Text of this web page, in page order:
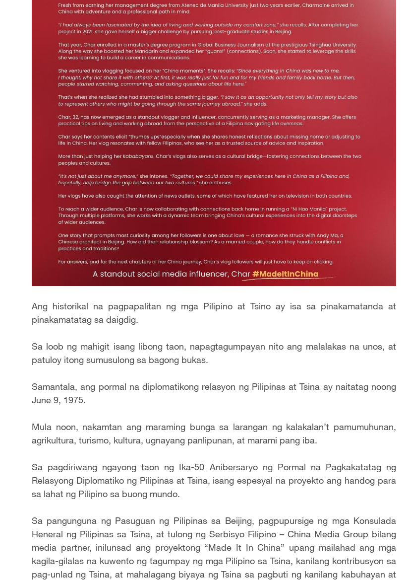
Ang historikal na pagpapalitan ng mga Pilipino at Tsino ay isa sa pinakamatanda at
pinakamatatag sa daigdig.
Sa loob ng mahigit isang libong taon, napagtagumpayan nito ang malalakas na unos, at
patuloy itong sumusulong sa bagong bukas.
Samantala, ang pormal na diplomatikong relasyon ng Pilipinas at Tsina ay naitatag noong
June 9, 1975.
Mula noon, nakamtan ang maraming bunga sa larangan ng kalakalan’t pamumuhunan,
agrikultura, turismo, kultura, ugnayang panlipunan, at marami pang iba.
Sa pagdiriwang ngayong taon ng Ika-50 Anibersaryo ng Pormal na Pagkakatatag ng
Relasyong Diplomatiko ng Pilipinas at Tsina, isang espesyal na proyekto ang handog para
sa lahat ng Pilipino sa buong mundo.
Sa pangunguna ng Pasuguan ng Pilipinas sa Beijing, pagpupursige ng mga Konsulada
Heneral ng Pilipinas sa Tsina, at tulong ng Serbisyo Filipino – China Media Group bilang
media partner, inilunsad ang proyektong “Made It In China” upang mailahad ang mga
kagila-gilalas na kuwento ng tagumpay ng mga Pilipino sa Tsina, kanilang kontribusyon sa
pag-unlad ng Tsina, at mahalagang biyaya ng Tsina sa pagbuti ng kanilang kabuhayan at